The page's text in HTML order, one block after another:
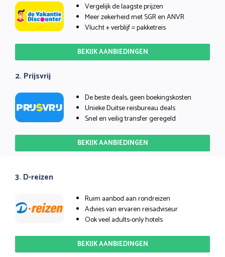
Vergelijk de laagste prijzen
Meer zekerheid met SGR en ANVR
Vlucht + verblijf = pakketreis
BEKIJK AANBIEDINGEN
2. Prijsvrij
De beste deals, geen boekingskosten
Unieke Duitse reisbureau deals
Snel en veilig transfer geregeld
BEKIJK AANBIEDINGEN
3. D-reizen
Ruim aanbod aan rondreizen
Advies van ervaren reisadviseur
Ook veel adults-only hotels
BEKIJK AANBIEDINGEN